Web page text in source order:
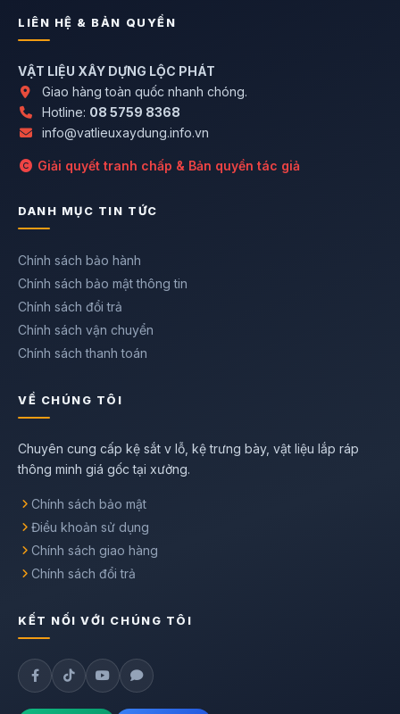
LIÊN HỆ & BẢN QUYỀN
VẬT LIỆU XÂY DỰNG LỘC PHÁT
Giao hàng toàn quốc nhanh chóng.
Hotline: 08 5759 8368
info@vatlieuxaydung.info.vn
Giải quyết tranh chấp & Bản quyền tác giả
DANH MỤC TIN TỨC
Chính sách bảo hành
Chính sách bảo mật thông tin
Chính sách đổi trả
Chính sách vận chuyển
Chính sách thanh toán
VỀ CHÚNG TÔI
Chuyên cung cấp kệ sắt v lỗ, kệ trưng bày, vật liệu lắp ráp
thông minh giá gốc tại xưởng.
Chính sách bảo mật
Điều khoản sử dụng
Chính sách giao hàng
Chính sách đổi trả
KẾT NỐI VỚI CHÚNG TÔI